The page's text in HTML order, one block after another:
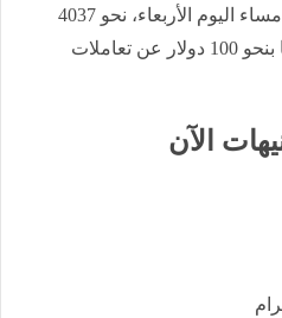
وسجل سعر الذهب العالمي مساء اليوم الأربعاء، نحو 4037
دولارا للأوقية، مسجلا تراجعا بنحو 100 دولار عن تعاملات
الآن